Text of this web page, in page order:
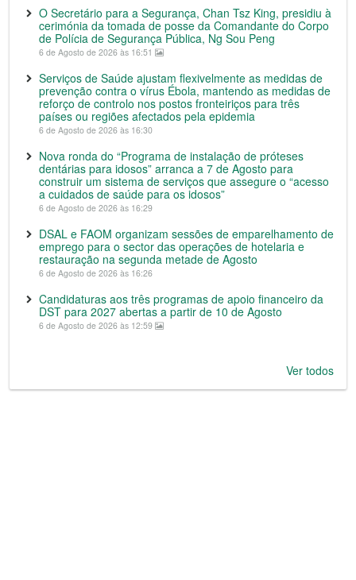
O Secretário para a Segurança, Chan Tsz King, presidiu à
cerimónia da tomada de posse da Comandante do Corpo
de Polícia de Segurança Pública, Ng Sou Peng
6 de Agosto de 2026 às 16:51
Serviços de Saúde ajustam flexivelmente as medidas de
prevenção contra o vírus Ébola, mantendo as medidas de
reforço de controlo nos postos fronteiriços para três
países ou regiões afectados pela epidemia
6 de Agosto de 2026 às 16:30
Nova ronda do “Programa de instalação de próteses
dentárias para idosos” arranca a 7 de Agosto para
construir um sistema de serviços que assegure o “acesso
a cuidados de saúde para os idosos”
6 de Agosto de 2026 às 16:29
DSAL e FAOM organizam sessões de emparelhamento de
emprego para o sector das operações de hotelaria e
restauração na segunda metade de Agosto
6 de Agosto de 2026 às 16:26
Candidaturas aos três programas de apoio financeiro da
DST para 2027 abertas a partir de 10 de Agosto
6 de Agosto de 2026 às 12:59
Ver todos